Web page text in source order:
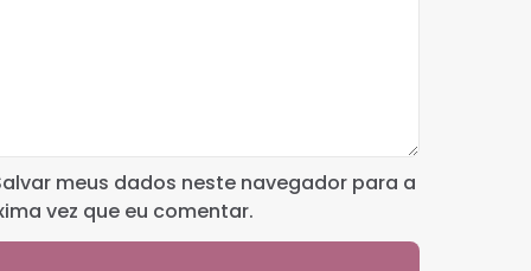
meus dados neste navegador para a
vez que eu comentar.